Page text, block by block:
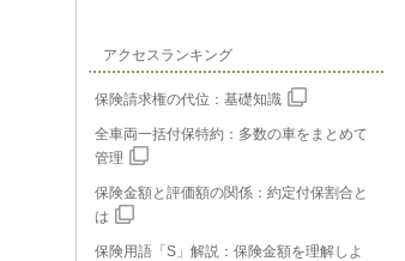
アクセスランキング
保険請求権の代位：基礎知識
全車両一括付保特約：多数の車をまとめて
管理
保険金額と評価額の関係：約定付保割合と
は
保険用語「S」解説：保険金額を理解しよ